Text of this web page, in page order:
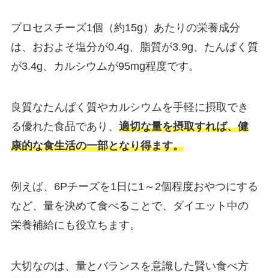
プロセスチーズ1個（約15g）あたりの栄養成分
は、おおよそ塩分が0.4g、脂質が3.9g、たんぱく質
が3.4g、カルシウムが95mg程度です。
良質なたんぱく質やカルシウムを手軽に摂取でき
る優れた食品であり、 適切な量を摂取すれば、健
康的な食生活の一部となり得ます。
例えば、6Pチーズを1日に1～2個程度おやつにする
など、量を決めて食べることで、ダイエット中の
栄養補給にも役立ちます。
大切なのは、量とバランスを意識した賢い食べ方